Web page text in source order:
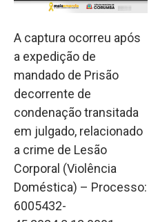
A captura ocorreu após
a expedição de
mandado de Prisão
decorrente de
condenação transitada
em julgado, relacionado
a crime de Lesão
Corporal (Violência
Doméstica) – Processo:
6005432-